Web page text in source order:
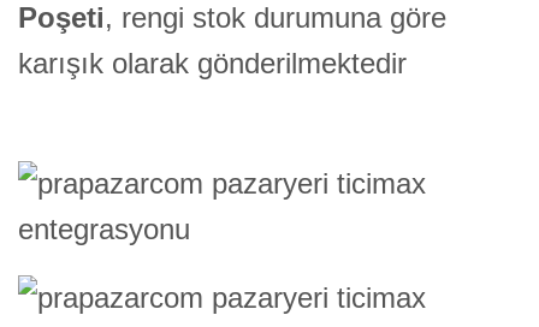
Poşeti, rengi stok durumuna göre
karışık olarak gönderilmektedir